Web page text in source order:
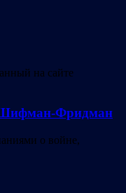
на сайте
Шифман-Фридман
о войне,